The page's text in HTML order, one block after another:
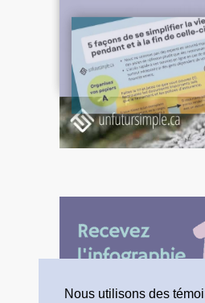
Nous utilisons des